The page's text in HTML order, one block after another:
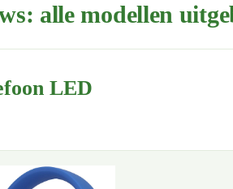
alle modellen
LED